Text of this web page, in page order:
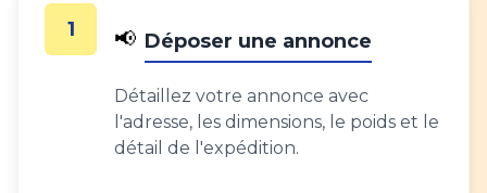
1 📢 Déposer une annonce
Détaillez votre annonce avec
l'adresse, les dimensions, le poids et le
détail de l'expédition.